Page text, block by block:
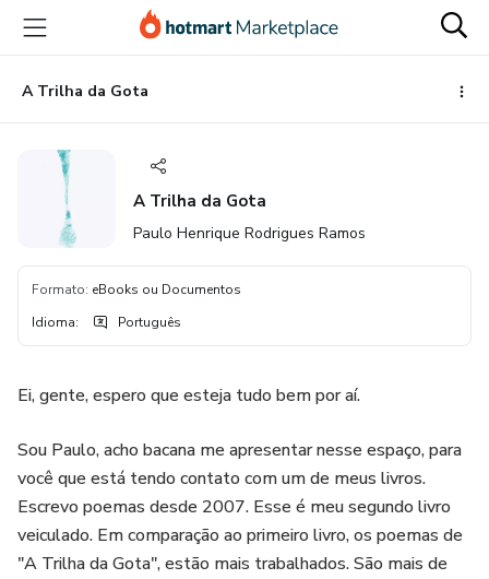
para
conteúdo
principal
para
pagamento
para
rodapé
A Trilha da Gota
A Trilha da Gota
Paulo Henrique Rodrigues Ramos
Formato: eBooks ou Documentos
Idioma: Português
Ei, gente, espero que esteja tudo bem por aí.
Sou Paulo, acho bacana me apresentar nesse espaço, para
você que está tendo contato com um de meus livros.
Escrevo poemas desde 2007. Esse é meu segundo livro
veiculado. Em comparação ao primeiro livro, os poemas de
"A Trilha da Gota", estão mais trabalhados. São mais de